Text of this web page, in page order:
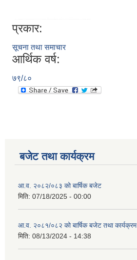
प्रकार:
सूचना तथा समाचार
आर्थिक वर्ष:
७९/८०
बजेट तथा कार्यक्रम
आ.व. २०८२/०८३ को बार्षिक बजेट
मिति: 07/18/2025 - 00:00
आ.व. २०८१/०८२ को बार्षिक बजेट तथा कार्यक्रम
मिति: 08/13/2024 - 14:38